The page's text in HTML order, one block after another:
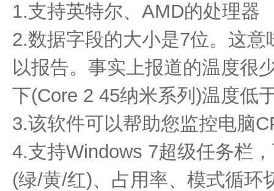
1.支持英特尔、AMD的处理器
2.数据字段的大小是7位。这意
以报告。事实上报道的温度很
下(Core 2 45纳米系列)温度低
3.该软件可以帮助您监控电脑
4.支持Windows 7超级任务栏
(绿/黄/红)、占用率、模式循环